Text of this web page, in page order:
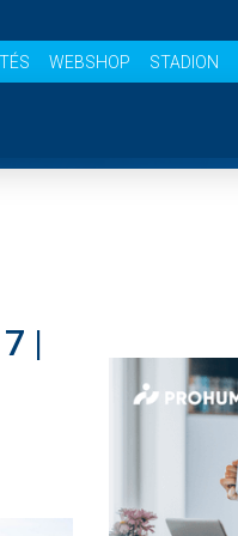
WEBSHOP STADION
|